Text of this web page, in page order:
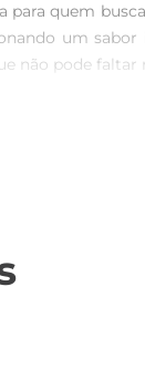
para quem
um
não pode faltar
Pimenta